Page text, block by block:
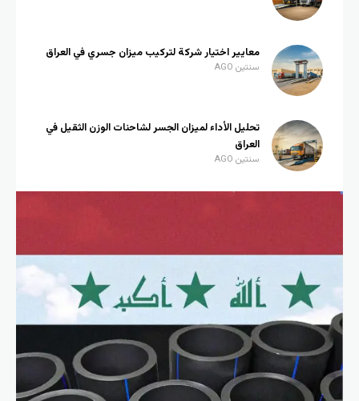
معايير اختيار شركة لتركيب ميزان جسري في العراق
سنتين AGO
تحليل الأداء لميزان الجسر لشاحنات الوزن الثقيل في
العراق
سنتين AGO